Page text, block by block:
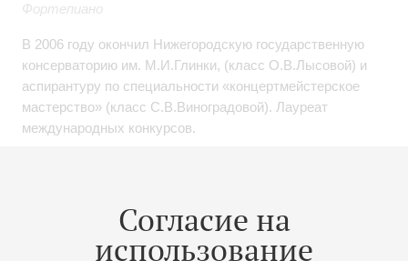
Согласие на
использование
Фортепиано
В 2006 году окончил Нижегородскую государственную
консерваторию им. М.И.Глинки, (класс О.В.Лысовой) и
аспирантуру по специальности «концертмейстерское
мастерство» (класс С.В.Виноградовой). Лауреат
международных конкурсов.
методики отделения «художественное образование»